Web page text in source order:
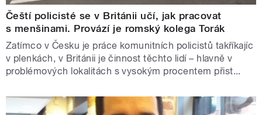
Čeští policisté se v Británii učí, jak pracovat
s menšinami. Provází je romský kolega Torák
Zatímco v Česku je práce komunitních policistů takříkajíc
v plenkách, v Británii je činnost těchto lidí – hlavně v
problémových lokalitách s vysokým procentem přist...